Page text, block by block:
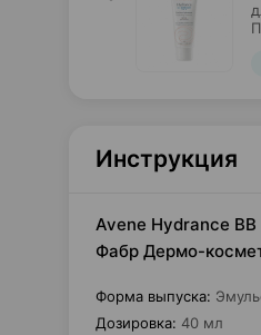
Инструкция
Avene Hydrance
Фабр Дермо-
Форма выпуска:
Дозировка: 40 мл